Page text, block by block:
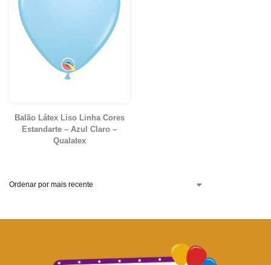
Balão Látex Liso Linha Cores
Estandarte – Azul Claro –
Qualatex